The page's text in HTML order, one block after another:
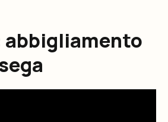
abbigliamento